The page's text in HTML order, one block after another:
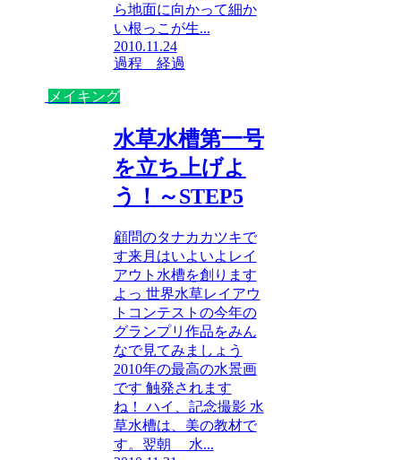
ら地面に向かって細か
い根っこが生...
2010.11.24
過程 経過
メイキング
水草水槽第一号
を立ち上げよ
う！～STEP5
顧問のタナカカツキで
す来月はいよいよレイ
アウト水槽を創ります
よっ 世界水草レイアウ
トコンテストの今年の
グランプリ作品をみん
なで見てみましょう
2010年の最高の水景画
です 触発されます
ね！ ハイ、記念撮影 水
草水槽は、美の教材で
す。翌朝 水...